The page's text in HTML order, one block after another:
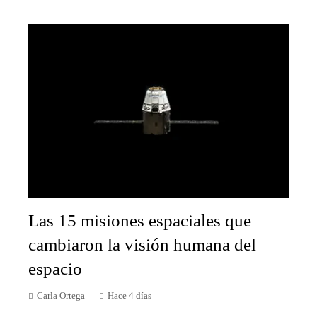
Las 15 misiones espaciales que
cambiaron la visión humana del
espacio
Carla Ortega Hace 4 días